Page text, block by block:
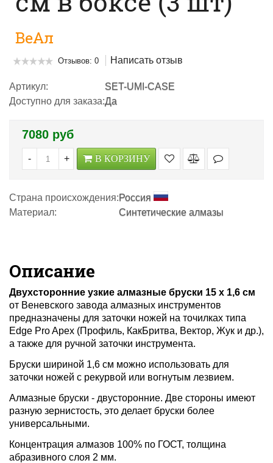
ВеАл
Отзывов: 0 Написать отзыв
Артикул:
SET-UMI-CASE
Доступно для заказа:Да
7080 руб
- + В КОРЗИНУ
Страна происхождения: Россия
Материал:
Синтетические алмазы
Описание
Двухсторонние узкие алмазные бруски 15 x 1,6 см
от Веневского завода алмазных инструментов
предназначены для заточки ножей на точилках типа
Edge Pro Apex (Профиль, КакБритва, Вектор, Жук и др.),
а также для ручной заточки инструмента.
Бруски шириной 1,6 см можно использовать для
заточки ножей с рекурвой или вогнутым лезвием.
Алмазные бруски - двусторонние. Две стороны имеют
разную зернистость, это делает бруски более
универсальными.
Концентрация алмазов 100% по ГОСТ, толщина
абразивного слоя 2 мм.